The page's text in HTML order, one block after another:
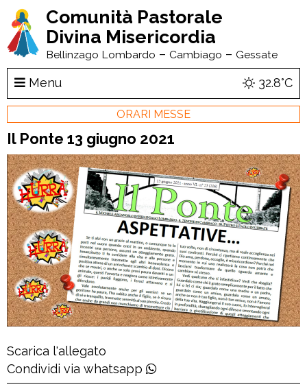
Comunità Pastorale
Divina Misericordia
Bellinzago Lombardo – Cambiago – Gessate
Menu 32.8°C
ORARI MESSE
Il Ponte 13 giugno 2021
Scarica l'allegato
Condividi via whatsapp